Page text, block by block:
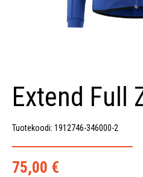
Extend Full
Tuotekoodi: 1912746-346000-2
75,00 €